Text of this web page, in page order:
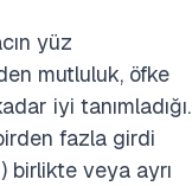
yüz
mutluluk, öfke
iyi tanımladığı.
fazla girdi
birlikte veya ayrı